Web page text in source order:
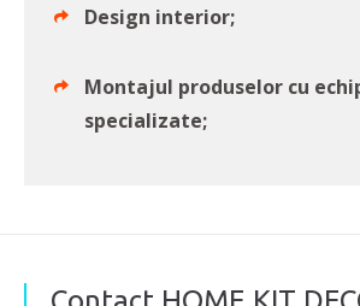
Design interior;
Montajul produselor cu
specializate;